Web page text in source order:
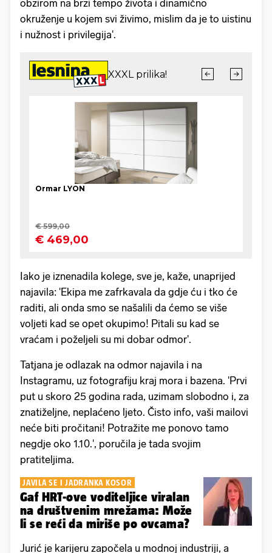
obzirom na brzi tempo života i dinamično
okruženje u kojem svi živimo, mislim da je to uistinu
i nužnost i privilegija'.
Iako je iznenadila kolege, sve je, kaže, unaprijed
najavila: 'Ekipa me zafrkavala da gdje ću i tko će
raditi, ali onda smo se našalili da ćemo se više
voljeti kad se opet okupimo! Pitali su kad se
vraćam i poželjeli su mi dobar odmor'.
Tatjana je odlazak na odmor najavila i na
Instagramu, uz fotografiju kraj mora i bazena. 'Prvi
put u skoro 25 godina rada, uzimam slobodno i, za
znatiželjne, neplaćeno ljeto. Čisto info, vaši mailovi
neće biti pročitani! Potražite me ponovo tamo
negdje oko 1.10.', poručila je tada svojim
pratiteljima.
JAVILA SE I JADRANKA KOSOR
Gaf HRT-ove voditeljice viralan
na društvenim mrežama: Može
li se reći da miriše po ovcama?
Jurić je karijeru započela u modnoj industriji, a